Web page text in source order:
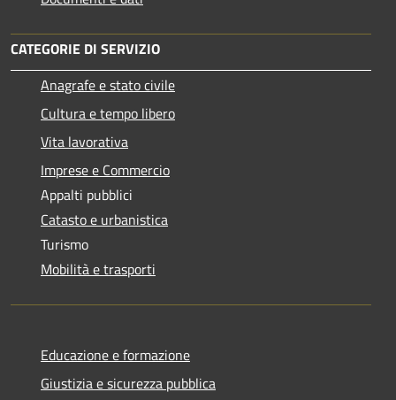
CATEGORIE DI SERVIZIO
Anagrafe e stato civile
Cultura e tempo libero
Vita lavorativa
Imprese e Commercio
Appalti pubblici
Catasto e urbanistica
Turismo
Mobilità e trasporti
Educazione e formazione
Giustizia e sicurezza pubblica